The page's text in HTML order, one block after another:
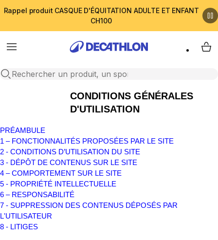
Rappel produit CASQUE D'ÉQUITATION ADULTE ET ENFANT
CH100
Menu
Open search
My
CONDITIONS GÉNÉRALES
D'UTILISATION
PRÉAMBULE
1 – FONCTIONNALITÉS PROPOSÉES PAR LE SITE
2 - CONDITIONS D’UTILISATION DU SITE
3 - DÉPÔT DE CONTENUS SUR LE SITE
4 – COMPORTEMENT SUR LE SITE
5 - PROPRIÉTÉ INTELLECTUELLE
6 – RESPONSABILITÉ
7 - SUPPRESSION DES CONTENUS DÉPOSÉS PAR
L'UTILISATEUR
8 - LITIGES